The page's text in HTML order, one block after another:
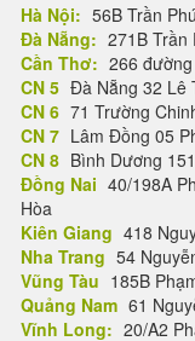
Hà Nội: 56B Trần
Đà Nẵng: 271B Trần
Cần Thơ: 266
CN 5 Đà Nẵng 32 Lê
CN 6 71 Trường
CN 7 Lâm Đồng 05
CN 8 Bình Dương
Đồng Nai 40/198A
Hòa
Kiên Giang 418
Nha Trang 54
Vũng Tàu 185B
Quảng Nam 61
Vĩnh Long: 20/A2